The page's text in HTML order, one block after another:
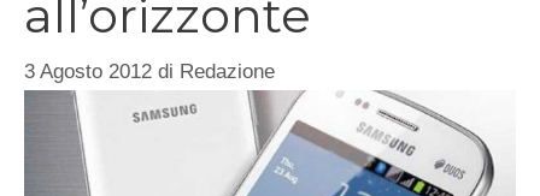
all’orizzonte
3 Agosto 2012 di Redazione